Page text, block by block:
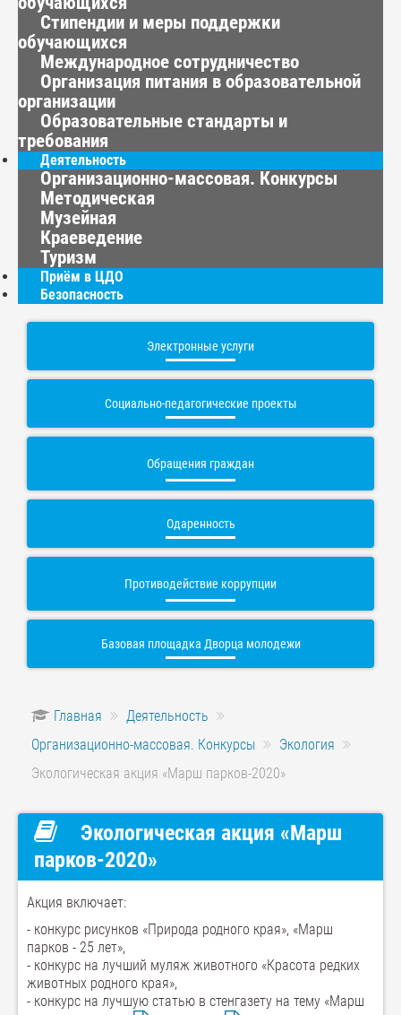
Стипендии и меры поддержки
обучающихся
Международное сотрудничество
Организация питания в образовательной
организации
Образовательные стандарты и
требования
Деятельность
Организационно-массовая. Конкурсы
Методическая
Музейная
Краеведение
Туризм
Приём в ЦДО
Безопасность
Электронные услуги
Социально-педагогические проекты
Обращения граждан
Одаренность
Противодействие коррупции
Базовая площадка Дворца молодежи
Главная
Деятельность
Организационно-массовая. Конкурсы
Экология
Экологическая акция «Марш парков-2020»
Экологическая акция «Марш
парков-2020»
Акция включает:
- конкурс рисунков «Природа родного края», «Марш
парков - 25 лет»,
- конкурс на лучший муляж животного «Красота редких
животных родного края»,
- конкурс на лучшую статью в стенгазету на тему «Марш